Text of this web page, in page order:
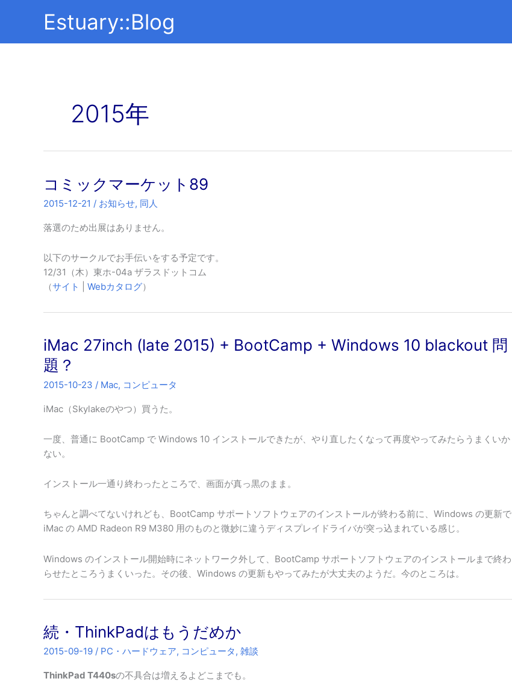
Estuary::Blog
2015年
コミックマーケット89
2015-12-21 / お知らせ, 同人
落選のため出展はありません。
以下のサークルでお手伝いをする予定です。
12/31（木）東ホ-04a ザラスドットコム
（サイト Webカタログ）
iMac 27inch (late 2015) + BootCamp + Windows 10 blackout 問
題？
2015-10-23 / Mac, コンピュータ
iMac（Skylakeのやつ）買うた。
一度、普通に BootCamp で Windows 10 インストールできたが、やり直したくなって再度やってみたらうまくいか
ない。
インストール一通り終わったところで、画面が真っ黒のまま。
ちゃんと調べてないけれども、BootCamp サポートソフトウェアのインストールが終わる前に、Windows の更新で
iMac の AMD Radeon R9 M380 用のものと微妙に違うディスプレイドライバが突っ込まれている感じ。
Windows のインストール開始時にネットワーク外して、BootCamp サポートソフトウェアのインストールまで終わ
らせたところうまくいった。その後、Windows の更新もやってみたが大丈夫のようだ。今のところは。
続・ThinkPadはもうだめか
2015-09-19 / PC・ハードウェア, コンピュータ, 雑談
ThinkPad T440sの不具合は増えるよどこまでも。